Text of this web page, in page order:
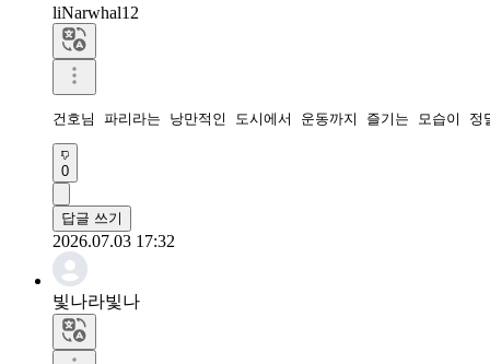
liNarwhal12
건호님 파리라는 낭만적인 도시에서 운동까지 즐기는 모습이 정
0
답글 쓰기
2026.07.03 17:32
빛나라빛나